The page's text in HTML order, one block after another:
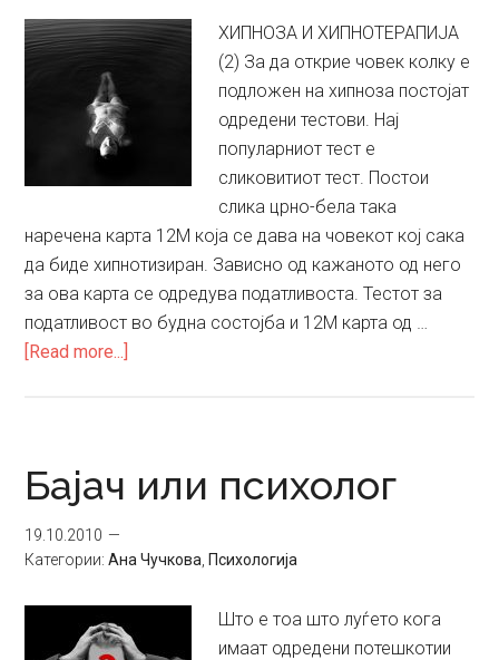
ХИПНОЗА И ХИПНОТЕРАПИЈА
(2) За да открие човек колку е
подложен на хипноза постојат
одредени тестови. Нај
популарниот тест е
сликовитиот тест. Постои
слика црно-бела така
наречена карта 12М која се дава на човекот кој сака
да биде хипнотизиран. Зависно од кажаното од него
за ова карта се одредува податливоста. Тестот за
податливост во будна состојба и 12М карта од …
[Read more...]
Бајач или психолог
19.10.2010
Категории:Ана Чучкова Психологија
Што е тоа што луѓето кога
имаат одредени потешкотии